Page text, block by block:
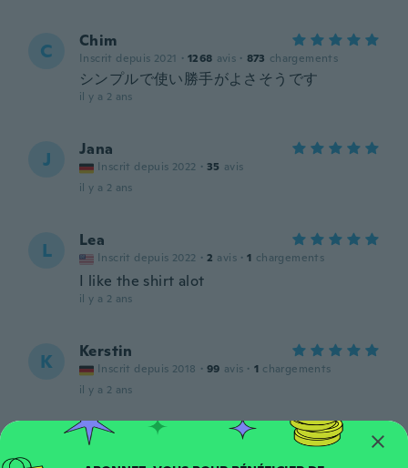
C Chim
Inscrit depuis 2021 · 1268 avis · 873 chargements
シンプルで使い勝手がよさそうです
il y a 2 ans
J Jana
Inscrit depuis 2022 · 35 avis
il y a 2 ans
L Lea
Inscrit depuis 2022 · 2 avis · 1 chargements
I like the shirt alot
il y a 2 ans
K Kerstin
Inscrit depuis 2018 · 99 avis · 1 chargements
il y a 2 ans
Virginie